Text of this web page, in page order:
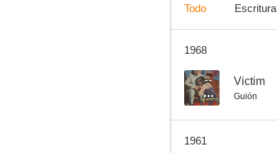
Todo Escritura
1968
-- Victim
Guión
1961